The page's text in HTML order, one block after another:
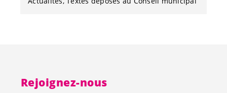
Rejoignez-nous